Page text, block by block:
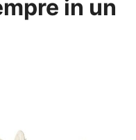
in un